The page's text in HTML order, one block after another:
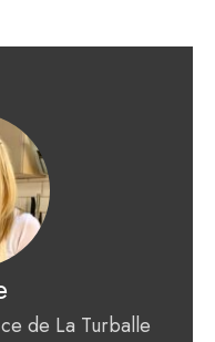
de La Turballe